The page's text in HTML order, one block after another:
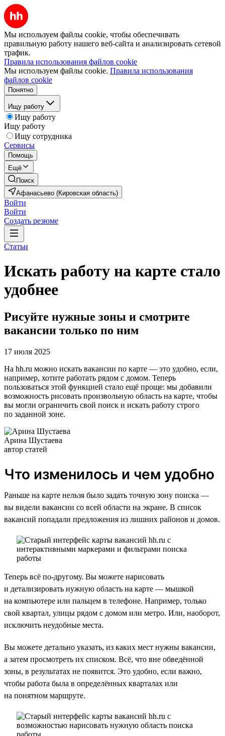
Мы используем файлы cookie, чтобы обеспечивать
правильную работу нашего веб-сайта и анализировать сетевой
трафик.
Правила использования файлов cookie
Мы используем файлы cookie. Правила использования
файлов cookie
Понятно
Ищу работу
Ищу работу
Ищу работу
Ищу сотрудника
Сервисы
Помощь
Ещё
Поиск
Афанасьево (Кировская область)
Войти
Войти
Создать резюме
Статьи
Искать работу на карте стало
удобнее
Рисуйте нужные зоны и смотрите
вакансии только по ним
17 июля 2025
На hh.ru можно искать вакансии по карте — это удобно, если,
например, хотите работать рядом с домом. Теперь
пользоваться этой функцией стало ещё проще: мы добавили
возможность рисовать произвольную область на карте, чтобы
вы могли ограничить свой поиск и искать работу строго
по заданной зоне.
Арина Шустаева
автор статей
Что изменилось и чем удобно
Раньше на карте нельзя было задать точную зону поиска —
вы видели вакансии со всей области на экране. В список
вакансий попадали предложения из лишних районов и домов.
Теперь всё по-другому. Вы можете нарисовать
и детализировать нужную область на карте — мышкой
на компьютере или пальцем в телефоне. Например, только
свой квартал, улицы рядом с домом или метро. Или, наоборот,
исключить неудобные места.
Вы можете детально указать, из каких мест нужны вакансии,
а затем просмотреть их списком. Всё, что вне обведённой
зоны, в результатах не появится. Это удобно, если важно,
чтобы работа была в определённых кварталах или
на понятном маршруте.